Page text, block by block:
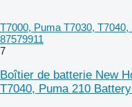
T7000, Puma T7030,
87579911
7
Boîtier de batterie New
T7040, Puma 210